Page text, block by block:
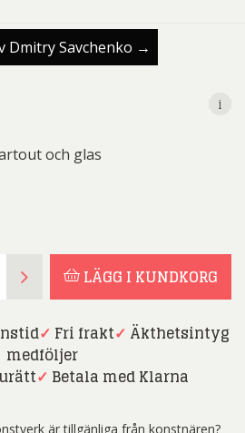
Dmitry Savchenko →
och glas
ii
LÄGG I KUNDKORG
✓ Fri frakt✓ Äkthetsintyg
medföljer
✓ Betala med Klarna
är tillgänliga från konstnären?